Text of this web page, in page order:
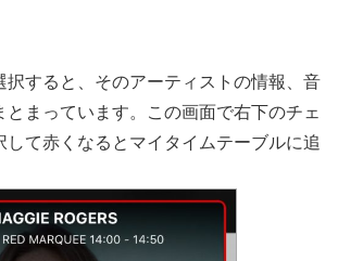
択すると、そのアーティストの情報、音
とまっています。この画面で右下のチェ
して赤くなるとマイタイムテーブルに追